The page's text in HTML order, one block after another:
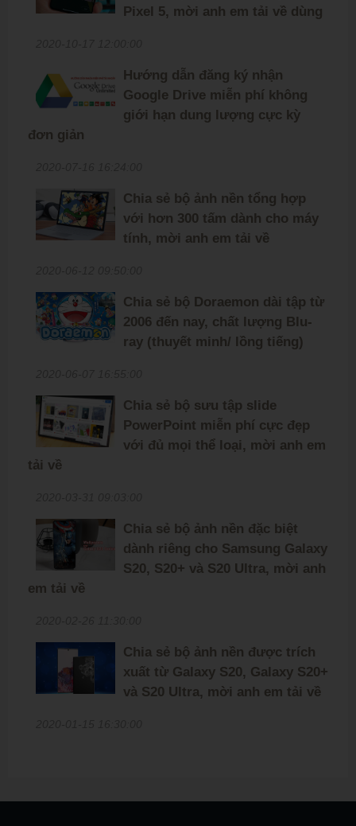
Pixel 5, mời anh em tải về dùng
Hướng dẫn đăng ký nhận
Google Drive miễn phí không
giới hạn dung lượng cực kỳ
đơn giản
Chia sẻ bộ ảnh nền tổng hợp
với hơn 300 tấm dành cho máy
tính, mời anh em tải về
Chia sẻ bộ Doraemon dài tập từ
2006 đến nay, chất lượng Blu-
ray (thuyết minh/ lồng tiếng)
Chia sẻ bộ sưu tập slide
PowerPoint miễn phí cực đẹp
với đủ mọi thể loại, mời anh em
tải về
Chia sẻ bộ ảnh nền đặc biệt
dành riêng cho Samsung Galaxy
S20, S20+ và S20 Ultra, mời anh
em tải về
Chia sẻ bộ ảnh nền được trích
xuất từ Galaxy S20, Galaxy S20+
và S20 Ultra, mời anh em tải về